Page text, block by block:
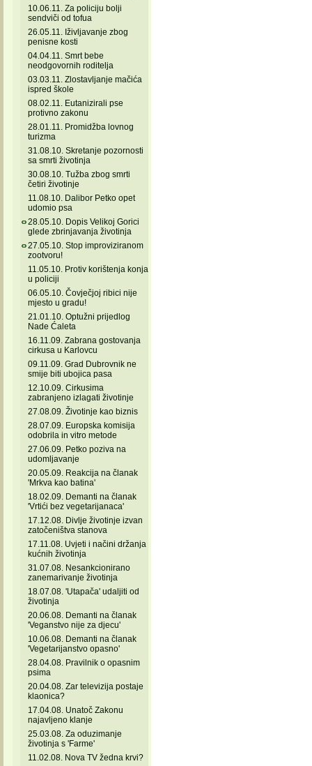
10.06.11. Za policiju bolji
sendviči od tofua
26.05.11. Iživljavanje zbog
penisne kosti
04.04.11. Smrt bebe
neodgovornih roditelja
03.03.11. Zlostavljanje mačića
ispred škole
08.02.11. Eutanizirali pse
protivno zakonu
28.01.11. Promidžba lovnog
turizma
31.08.10. Skretanje pozornosti
sa smrti životinja
30.08.10. Tužba zbog smrti
četiri životinje
11.08.10. Dalibor Petko opet
udomio psa
28.05.10. Dopis Velikoj Gorici
glede zbrinjavanja životinja
27.05.10. Stop improviziranom
zootvoru!
11.05.10. Protiv korištenja konja
u policiji
06.05.10. Čovječjoj ribici nije
mjesto u gradu!
21.01.10. Optužni prijedlog
Nade Ćaleta
16.11.09. Zabrana gostovanja
cirkusa u Karlovcu
09.11.09. Grad Dubrovnik ne
smije biti ubojica pasa
12.10.09. Cirkusima
zabranjeno izlagati životinje
27.08.09. Životinje kao biznis
28.07.09. Europska komisija
odobrila in vitro metode
27.06.09. Petko poziva na
udomljavanje
20.05.09. Reakcija na članak
'Mrkva kao batina'
18.02.09. Demanti na članak
'Vrtići bez vegetarijanaca'
17.12.08. Divlje životinje izvan
zatočeništva stanova
17.11.08. Uvjeti i načini držanja
kućnih životinja
31.07.08. Nesankcionirano
zanemarivanje životinja
18.07.08. 'Utapača' udaljiti od
životinja
20.06.08. Demanti na članak
'Veganstvo nije za djecu'
10.06.08. Demanti na članak
'Vegetarijanstvo opasno'
28.04.08. Pravilnik o opasnim
psima
20.04.08. Zar televizija postaje
klaonica?
17.04.08. Unatoč Zakonu
najavljeno klanje
25.03.08. Za oduzimanje
životinja s 'Farme'
11.02.08. Nova TV žedna krvi?